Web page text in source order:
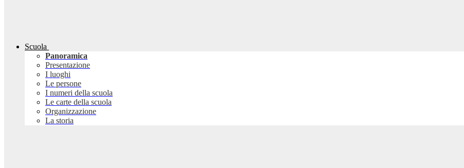
Scuola
Panoramica
Presentazione
I luoghi
Le persone
I numeri della scuola
Le carte della scuola
Organizzazione
La storia